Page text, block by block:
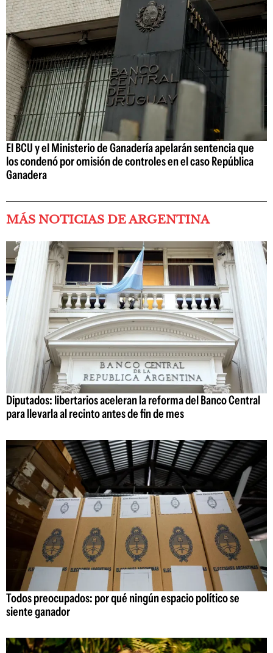
El BCU y el Ministerio de Ganadería apelarán sentencia que
los condenó por omisión de controles en el caso República
Ganadera
MÁS NOTICIAS DE ARGENTINA
Diputados: libertarios aceleran la reforma del Banco Central
para llevarla al recinto antes de fin de mes
Todos preocupados: por qué ningún espacio político se
siente ganador